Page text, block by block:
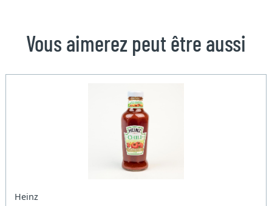
Vous aimerez peut être aussi
Heinz